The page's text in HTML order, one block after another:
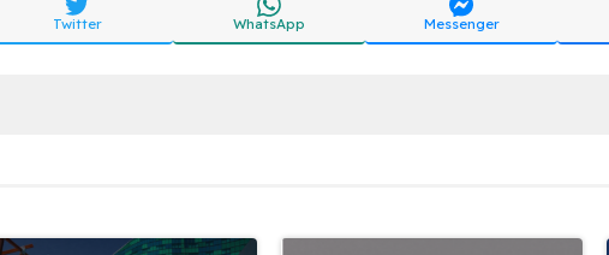
Messenger
WhatsApp
Twitter